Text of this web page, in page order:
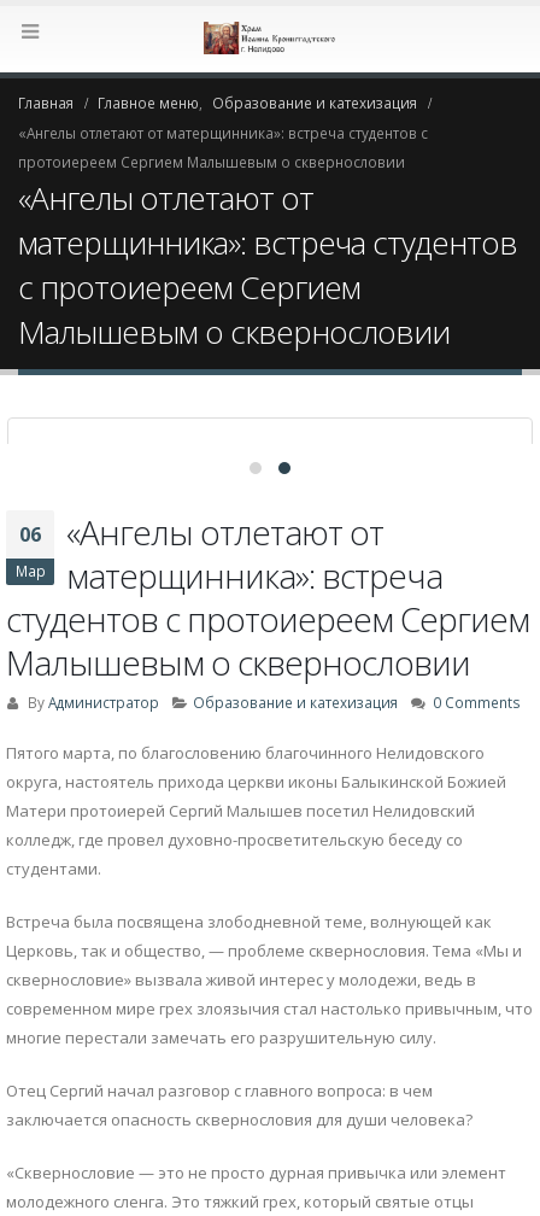
Главная Главное меню,
Образование и катехизация
«Ангелы отлетают от матерщинника»: встреча студентов с
протоиереем Сергием Малышевым о сквернословии
«Ангелы отлетают от
матерщинника»: встреча студентов
с протоиереем Сергием
Малышевым о сквернословии
06
Мар
«Ангелы отлетают от
матерщинника»: встреча
студентов с протоиереем Сергием
Малышевым о сквернословии
By Администратор Образование и катехизация 0 Comments
Пятого марта, по благословению благочинного Нелидовского
округа, настоятель прихода церкви иконы Балыкинской Божией
Матери протоиерей Сергий Малышев посетил Нелидовский
колледж, где провел духовно-просветительскую беседу со
студентами.
Встреча была посвящена злободневной теме, волнующей как
Церковь, так и общество, — проблеме сквернословия. Тема «Мы и
сквернословие» вызвала живой интерес у молодежи, ведь в
современном мире грех злоязычия стал настолько привычным, что
многие перестали замечать его разрушительную силу.
Отец Сергий начал разговор с главного вопроса: в чем
заключается опасность сквернословия для души человека?
«Сквернословие — это не просто дурная привычка или элемент
молодежного сленга. Это тяжкий грех, который святые отцы